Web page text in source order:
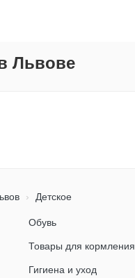
Львове
Детское
Обувь
Товары для кормления
Гигиена и уход